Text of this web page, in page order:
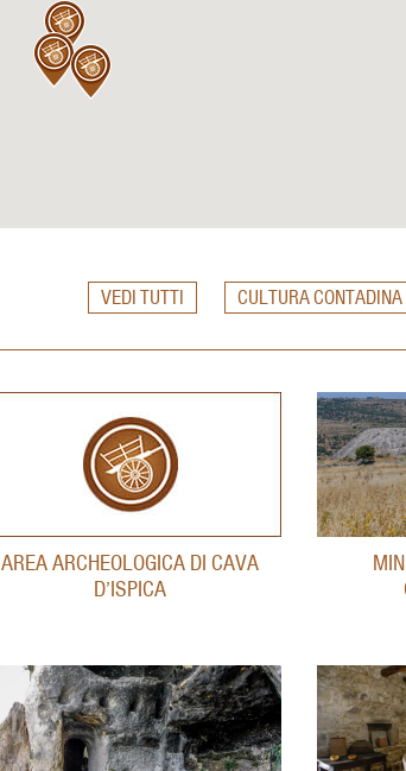
VEDI TUTTI CULTURA CONTADINA
AREA ARCHEOLOGICA DI CAVA
D’ISPICA